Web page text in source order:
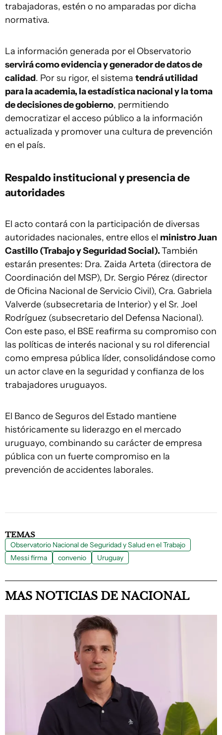
trabajadoras, estén o no amparadas por dicha
normativa.
La información generada por el Observatorio
servirá como evidencia y generador de datos de
calidad. Por su rigor, el sistema tendrá utilidad
para la academia, la estadística nacional y la toma
de decisiones de gobierno, permitiendo
democratizar el acceso público a la información
actualizada y promover una cultura de prevención
en el país.
Respaldo institucional y presencia de
autoridades
El acto contará con la participación de diversas
autoridades nacionales, entre ellos el ministro Juan
Castillo (Trabajo y Seguridad Social).También
estarán presentes: Dra. Zaida Arteta (directora de
Coordinación del MSP), Dr. Sergio Pérez (director
de Oficina Nacional de Servicio Civil), Cra. Gabriela
Valverde (subsecretaria de Interior) y el Sr. Joel
Rodríguez (subsecretario del Defensa Nacional).
Con este paso, el BSE reafirma su compromiso con
las políticas de interés nacional y su rol diferencial
como empresa pública líder, consolidándose como
un actor clave en la seguridad y confianza de los
trabajadores uruguayos.
El Banco de Seguros del Estado mantiene
históricamente su liderazgo en el mercado
uruguayo, combinando su carácter de empresa
pública con un fuerte compromiso en la
prevención de accidentes laborales.
TEMAS
Observatorio Nacional de Seguridad y Salud en el Trabajo
Messi firma
convenio Uruguay
MAS NOTICIAS DE NACIONAL